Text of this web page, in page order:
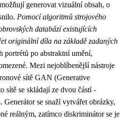
generovat vizuální obsah, o
Pomocí algoritmů strojového
databází existujících
originální díla na základě zadaných
portrétů po abstraktní umění,
Mezi nejoblíbenější nástroje
sítě GAN (Generative
sítě se skládají ze dvou částí -
Generátor se snaží vytvářet obrázky,
reálným, zatímco diskriminátor se je